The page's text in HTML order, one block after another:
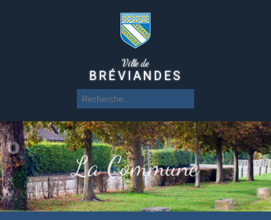
Ville de
BRÉVIANDES
La Commune